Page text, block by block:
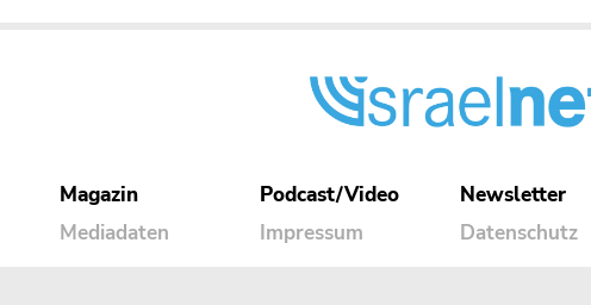
Magazin
Mediadaten
Podcast/Video
Impressum
Newsletter
Datenschutz